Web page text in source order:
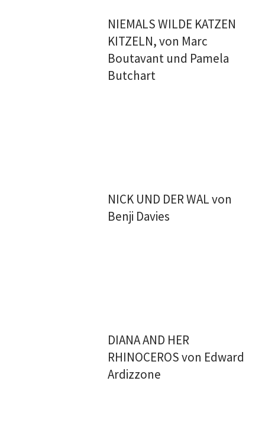
NIEMALS WILDE KATZEN
KITZELN, von Marc
Boutavant und Pamela
Butchart
NICK UND DER WAL von
Benji Davies
DIANA AND HER
RHINOCEROS von Edward
Ardizzone